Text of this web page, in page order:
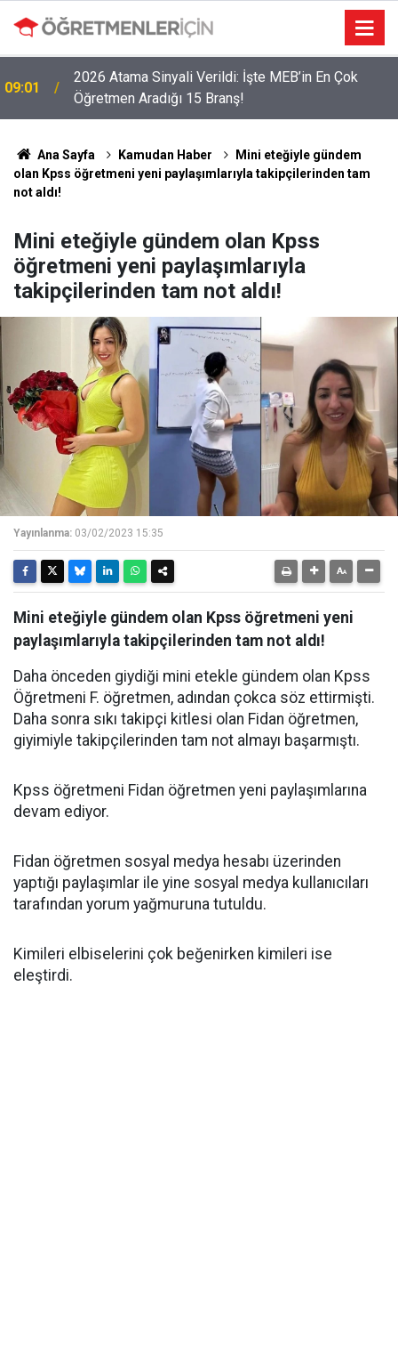
09:01
2026 Atama Sinyali Verildi: İşte MEB’in En Çok
Öğretmen Aradığı 15 Branş!
Ana Sayfa Kamudan Haber
Mini eteğiyle gündem
olan Kpss öğretmeni yeni paylaşımlarıyla takipçilerinden tam
not aldı!
Mini eteğiyle gündem olan Kpss
öğretmeni yeni paylaşımlarıyla
takipçilerinden tam not aldı!
Yayınlanma: 03/02/2023 15:35
Mini eteğiyle gündem olan Kpss öğretmeni yeni
paylaşımlarıyla takipçilerinden tam not aldı!
Daha önceden giydiği mini etekle gündem olan Kpss
Öğretmeni F. öğretmen, adından çokca söz ettirmişti.
Daha sonra sıkı takipçi kitlesi olan Fidan öğretmen,
giyimiyle takipçilerinden tam not almayı başarmıştı.
Kpss öğretmeni Fidan öğretmen yeni paylaşımlarına
devam ediyor.
Fidan öğretmen sosyal medya hesabı üzerinden
yaptığı paylaşımlar ile yine sosyal medya kullanıcıları
tarafından yorum yağmuruna tutuldu.
Kimileri elbiselerini çok beğenirken kimileri ise
eleştirdi.